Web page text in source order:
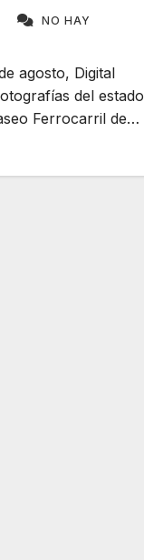
NO HAY
agosto, Digital
del estado
Ferrocarril de…